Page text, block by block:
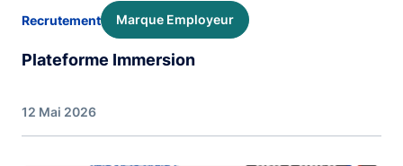
Recrutement Marque Employeur
Plateforme Immersion
12 Mai 2026